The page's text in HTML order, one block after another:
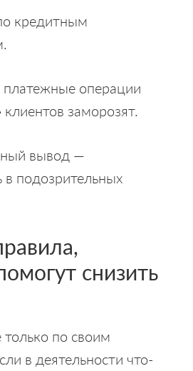
кредитным
платежные операции
клиентов заморозят.
вывод —
в подозрительных
снизить
только по своим
в деятельности что-